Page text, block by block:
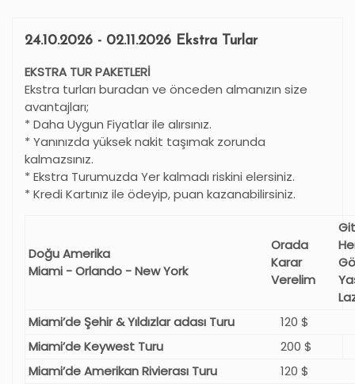
24.10.2026 - 02.11.2026 Ekstra Turlar
EKSTRA TUR PAKETLERİ
Ekstra turları buradan ve önceden almanızın size
avantajları;
* Daha Uygun Fiyatlar ile alırsınız.
* Yanınızda yüksek nakit taşımak zorunda
kalmazsınız.
* Ekstra Turumuzda Yer kalmadı riskini elersiniz.
* Kredi Kartınız ile ödeyip, puan kazanabilirsiniz.
Doğu Amerika
Miami - Orlando - New York
Orada
Karar
Verelim
Miami’de Şehir & Yıldızlar adası Turu
120 $
Miami’de Keywest Turu
200 $
Miami’de Amerikan Rivierası Turu
120 $